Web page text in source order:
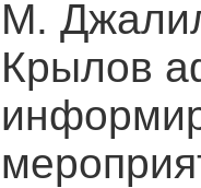
М.
Крылов